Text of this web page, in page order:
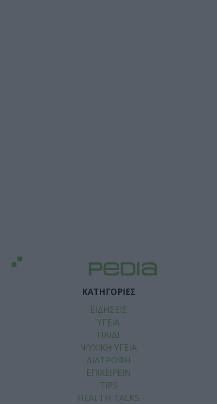
ΚΑΤΗΓΟΡΙΕΣ
ΕΙΔΗΣΕΙΣ
ΥΓΕΙΑ
ΠΑΙΔΙ
ΨΥΧΙΚΗ ΥΓΕΙΑ
ΔΙΑΤΡΟΦΗ
ΕΠΙΧΕΙΡΕΙΝ
TIPS
HEALTH TALKS